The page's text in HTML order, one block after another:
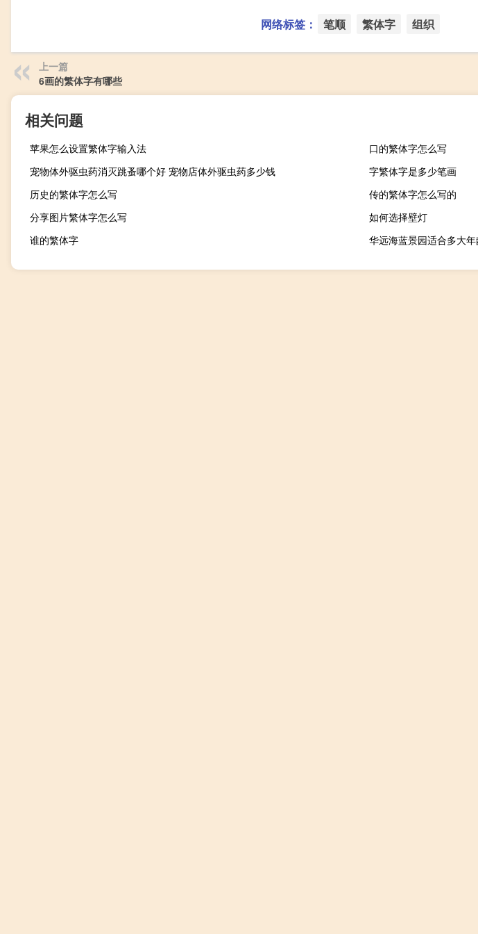
网络标签： 笔顺 繁体字 组织
上一篇
6画的繁体字有哪些
相关问题
苹果怎么设置繁体字输入法
口的繁体字怎么写
宠物体外驱虫药消灭跳蚤哪个好 宠物店体外驱虫药多少钱
字繁体字是多少笔画
历史的繁体字怎么写
传的繁体字怎么写的
分享图片繁体字怎么写
如何选择壁灯
谁的繁体字
华远海蓝景园适合多大